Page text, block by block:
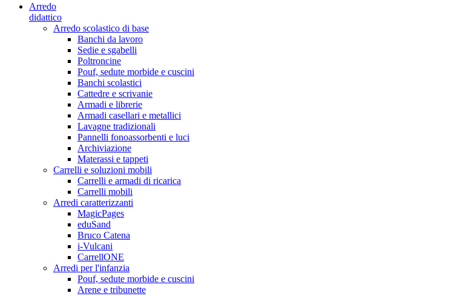
Arredo
didattico
Arredo scolastico di base
Banchi da lavoro
Sedie e sgabelli
Poltroncine
Pouf, sedute morbide e cuscini
Banchi scolastici
Cattedre e scrivanie
Armadi e librerie
Armadi casellari e metallici
Lavagne tradizionali
Pannelli fonoassorbenti e luci
Archiviazione
Materassi e tappeti
Carrelli e soluzioni mobili
Carrelli e armadi di ricarica
Carrelli mobili
Arredi caratterizzanti
MagicPages
eduSand
Bruco Catena
i-Vulcani
CarrellONE
Arredi per l'infanzia
Pouf, sedute morbide e cuscini
Arene e tribunette